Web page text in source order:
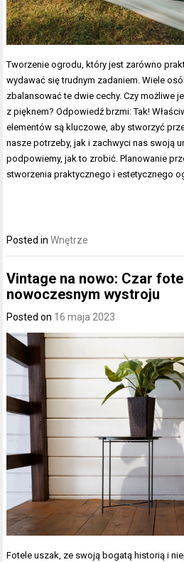
Tworzenie ogrodu, który jest zarówno
wydawać się trudnym zadaniem. Wiele
zbalansować te dwie cechy. Czy możliwe
z pięknem? Odpowiedź brzmi: Tak!
elementów są kluczowe, aby stworzyć
nasze potrzeby, jak i zachwyci nas swoją
podpowiemy, jak to zrobić. Planowanie
stworzenia praktycznego i estetycznego
Posted inWnętrze
Vintage na nowo: Czar
nowoczesnym wystroju
Posted on 16 maja 2023
Fotele uszak, ze swoją bogatą historią i